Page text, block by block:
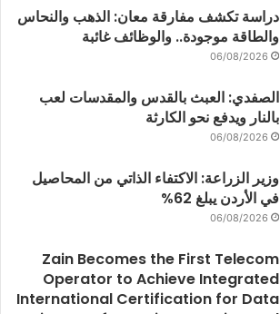
دراسة تكشف مفارقة معان: الذهب والنحاس
والطاقة موجودة.. والوظائف غائبة
06/08/2026
الصفدي: العبث بالقدس والمقدسات لعب
بالنار ويدفع نحو الكارثة
06/08/2026
وزير الزراعة: الاكتفاء الذاتي من المحاصيل
في الأردن يبلغ 62%
06/08/2026
Zain Becomes the First Telecom
Operator to Achieve Integrated
International Certification for Data